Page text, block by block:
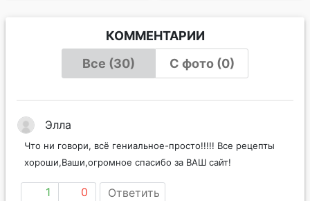
КОММЕНТАРИИ
Все (30)
С фото (0)
Элла
Что ни говори, всё гениальное-просто!!!!! Все рецепты
хороши,Ваши,огромное спасибо за ВАШ сайт!
1 0 Ответить